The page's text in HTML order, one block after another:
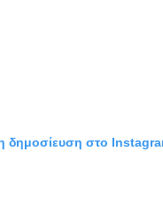
δημοσίευση στο